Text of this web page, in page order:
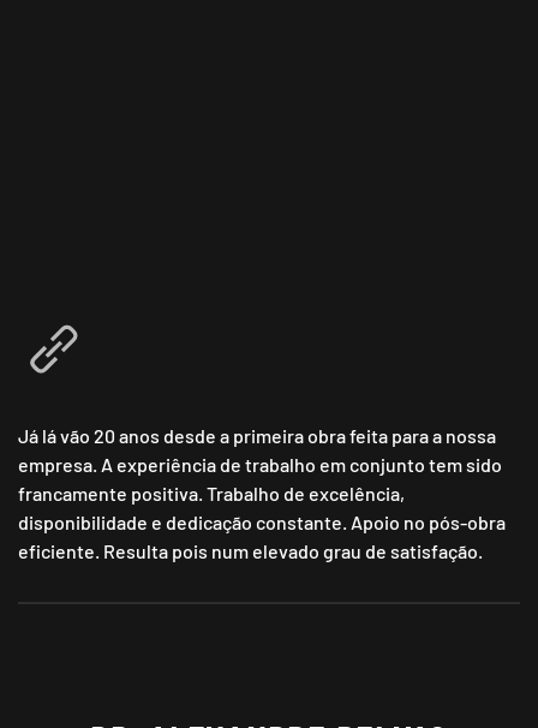
Já lá vão 20 anos desde a primeira obra feita para a nossa
empresa. A experiência de trabalho em conjunto tem sido
francamente positiva. Trabalho de excelência,
disponibilidade e dedicação constante. Apoio no pós-obra
eficiente. Resulta pois num elevado grau de satisfação.